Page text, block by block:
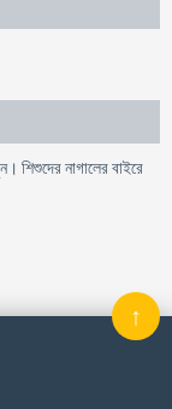
শিশুদের নাগালের বাইরে
↑